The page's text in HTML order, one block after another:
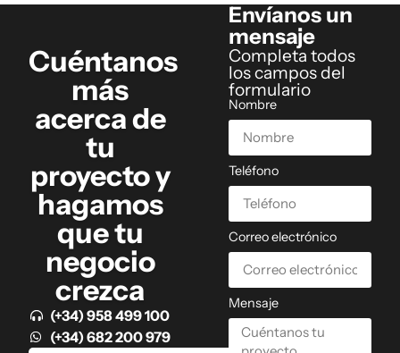
Cuéntanos
más
acerca de
tu
proyecto y
hagamos
que tu
negocio
crezca
(+34) 958 499 100
(+34) 682 200 979
Envíanos un
mensaje
Completa todos
los campos del
formulario
Nombre
Teléfono
Correo electrónico
Mensaje